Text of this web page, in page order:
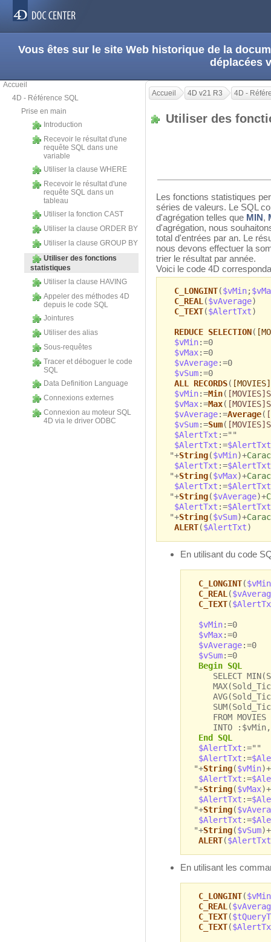
Vous êtes sur le site Web historique de la
déplacées
Accueil
4D - Référence SQL
Prise en main
Introduction
Recevoir le résultat d'une
requête SQL dans une
variable
Utiliser la clause WHERE
Recevoir le résultat d'une
requête SQL dans un
tableau
Utiliser la fonction CAST
Utiliser la clause ORDER BY
Utiliser la clause GROUP BY
Utiliser des fonctions
statistiques
Utiliser la clause HAVING
Appeler des méthodes 4D
depuis le code SQL
Jointures
Utiliser des alias
Sous-requêtes
Tracer et déboguer le code
SQL
Data Definition Language
Connexions externes
Connexion au moteur SQL
4D via le driver ODBC
Accueil 4D v21 R3 4D -
Utiliser des
Les fonctions statistiques
séries de valeurs. Le SQL
d'agrégation telles que MIN ,
d'agrégation, nous
total d'entrées par an. Le
nous devons effectuer la
trier le résultat par année.
Voici le code 4D
C_LONGINT($vMin;
C_REAL($vAverage)
C_TEXT($AlertTxt)
REDUCE SELECTION(
$vMin:=0
$vMax:=0
$vAverage:=0
$vSum:=0
ALL RECORDS( [MOVIES]
$vMin:=Min(
$vMax:=Max(
$vAverage:=Average(
$vSum:=Sum(
$AlertTxt :=""
$AlertTxt :=$AlertTxt
"+String($vMin)+
$AlertTxt :=$AlertTxt
"+String($vMax)+
$AlertTxt :=$AlertTxt
"+String($vAverage)+
$AlertTxt :=$AlertTxt
"+String($vSum)+
ALERT($AlertTxt)
En utilisant du code
C_LONGINT($vMin
C_REAL (
C_TEXT(
$vMin:=0
$vMax:=0
$vAverage:=0
$vSum:=0
Begin SQL
SELECT
FROM MOVIES
INTO :$vMin,
End SQL
$AlertTxt :=""
$AlertTxt :=
"+String($vMin)+
$AlertTxt :=
"+String($vMax)+
$AlertTxt :=
"+String(
$AlertTxt :=
"+String($vSum)+
ALERT($AlertTxt
En utilisant les
C_LONGINT($vMin
C_REAL(
C_TEXT(
C_TEXT(